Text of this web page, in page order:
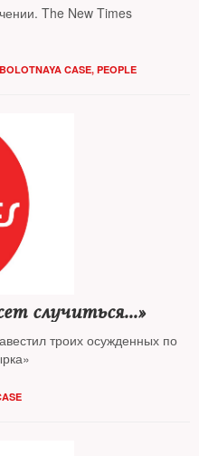
The New Times
BOLOTNAYA CASE, PEOPLE
случиться...»
троих осужденных по